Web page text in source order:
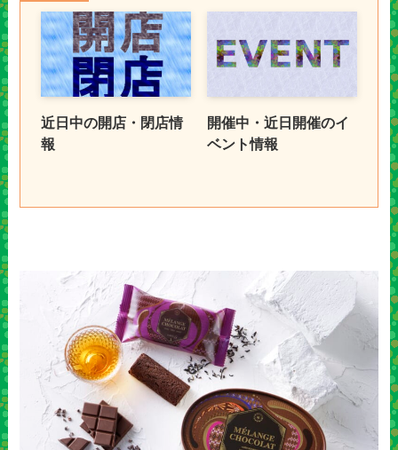
近日中の開店・閉店情
報
開催中・近日開催のイ
ベント情報